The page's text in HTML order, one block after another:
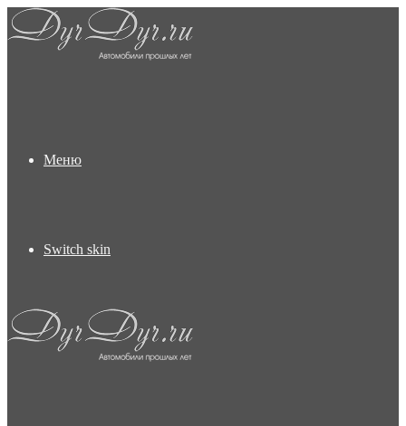
Меню
Switch skin